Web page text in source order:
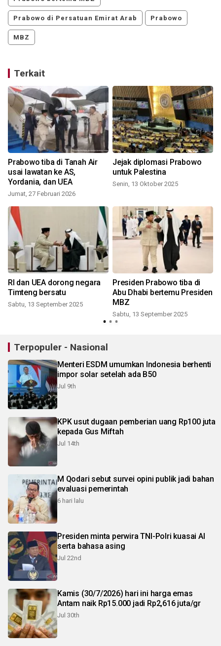
Prabowo di Persatuan Emirat Arab Prabowo
MBZ
Terkait
Prabowo tiba di Tanah Air
usai lawatan ke AS,
Yordania, dan UEA
Jumat, 27 Februari 2026
Jejak diplomasi Prabowo
untuk Palestina
Senin, 13 Oktober 2025
RI dan UEA dorong negara
Timteng bersatu
Sabtu, 13 September 2025
Presiden Prabowo tiba di
Abu Dhabi bertemu Presiden
MBZ
Sabtu, 13 September 2025
Terpopuler - Nasional
Menteri ESDM umumkan Indonesia berhenti
impor solar setelah ada B50
Jul 9th
KPK usut dugaan pemberian uang Rp100 juta
kepada Gus Miftah
Jul 14th
M Qodari sebut survei opini publik jadi bahan
evaluasi pemerintah
6 hari lalu
Presiden minta perwira TNI-Polri kuasai AI
serta bahasa asing
Jul 22nd
Kamis (30/7/2026) hari ini harga emas
Antam naik Rp15.000 jadi Rp2,616 juta/gr
Jul 30th